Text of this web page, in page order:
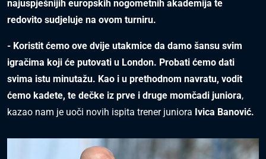
najuspješnijih europskih nogometnih akademija te
redovito sudjeluje na ovom turniru.
- Koristit ćemo ove dvije utakmice da damo šansu svim
igračima koji će putovati u London. Probati ćemo dati
svima istu minutažu. Kao i u prethodnom navratu, vodit
ćemo kadete, te dečke iz prve i druge momčadi juniora,
kazao nam je uoči novih ispita trener juniora Ivica Banović.